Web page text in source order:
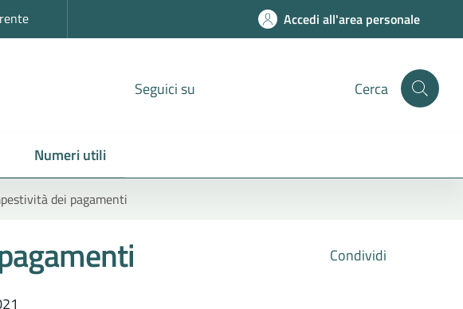
Accedi all'area personale
Seguici su Cerca
Numeri utili
dei pagamenti
Condividi